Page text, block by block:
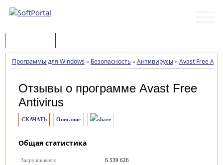
Программы для Windows » Безопасность»Антивирусы»Avast Free
Отзывы о программе Avast Free
Antivirus
СКАЧАТЬ Описание
Общая статистика
Загрузок всего
6 539 626